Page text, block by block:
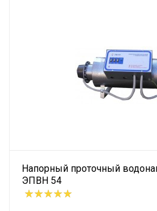
Напорный проточный
ЭПВН 54